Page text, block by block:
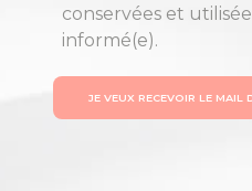
conservées et
informé(e).
JE VEUX RECEVOIR LE MAIL